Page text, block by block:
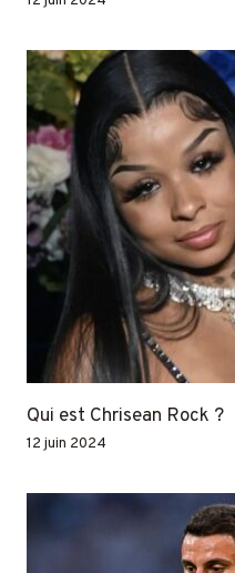
Qui est Chrisean Rock ?
12 juin 2024